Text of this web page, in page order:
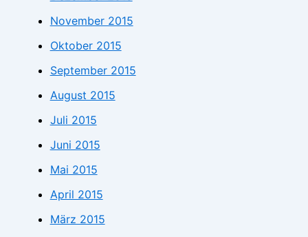
November 2015
Oktober 2015
September 2015
August 2015
Juli 2015
Juni 2015
Mai 2015
April 2015
März 2015